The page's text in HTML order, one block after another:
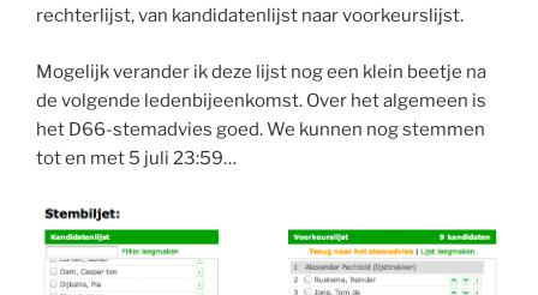
rechterlijst, van kandidatenlijst naar voorkeurslijst.
Mogelijk verander ik deze lijst nog een klein beetje na
de volgende ledenbijeenkomst. Over het algemeen is
het D66-stemadvies goed. We kunnen nog stemmen
tot en met 5 juli 23:59…